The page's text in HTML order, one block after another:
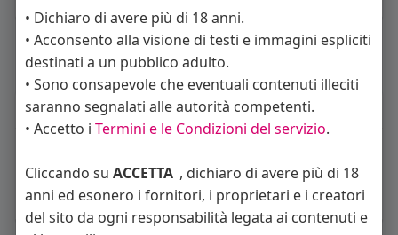
Carica piu notizie
Informazioni Utente
Maschio
Vive in Italia
• Dichiaro di avere più di 18 anni.
• Acconsento alla visione di testi e immagini espliciti
destinati a un pubblico adulto.
• Sono consapevole che eventuali contenuti illeciti
saranno segnalati alle autorità competenti.
• Accetto i Termini e le Condizioni del servizio.
Cliccando su ACCETTA , dichiaro di avere più di 18
anni ed esonero i fornitori, i proprietari e i creatori
del sito da ogni responsabilità legata ai contenuti e